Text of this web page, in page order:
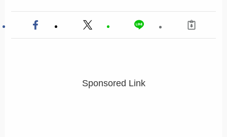
Sponsored Link